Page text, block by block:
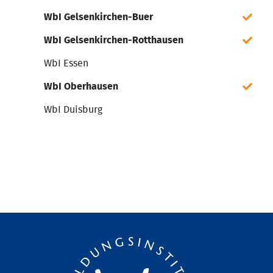
WbI Gelsenkirchen-Buer
WbI Gelsenkirchen-Rotthausen
WbI Essen
WbI Oberhausen
WbI Duisburg